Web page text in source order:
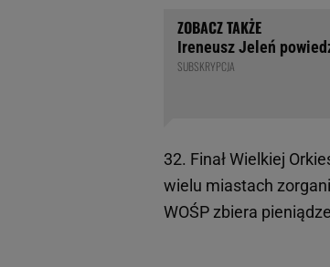
Ireneusz Jeleń
SUBSKRYPCJA
32. Finał Wielkiej
wielu miastach
WOŚP zbiera